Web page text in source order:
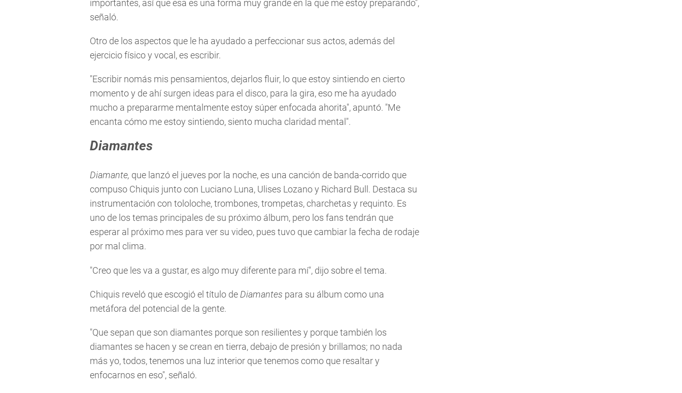
importantes, así que esa es una forma muy grande en la que me estoy preparando",
señaló.
Otro de los aspectos que le ha ayudado a perfeccionar sus actos, además del
ejercicio físico y vocal, es escribir.
"Escribir nomás mis pensamientos, dejarlos fluir, lo que estoy sintiendo en cierto
momento y de ahí surgen ideas para el disco, para la gira, eso me ha ayudado
mucho a prepararme mentalmente estoy súper enfocada ahorita", apuntó. "Me
encanta cómo me estoy sintiendo, siento mucha claridad mental".
Diamantes
Diamante, que lanzó el jueves por la noche, es una canción de banda-corrido que
compuso Chiquis junto con Luciano Luna, Ulises Lozano y Richard Bull. Destaca su
instrumentación con tololoche, trombones, trompetas, charchetas y requinto. Es
uno de los temas principales de su próximo álbum, pero los fans tendrán que
esperar al próximo mes para ver su video, pues tuvo que cambiar la fecha de rodaje
por mal clima.
"Creo que les va a gustar, es algo muy diferente para mí", dijo sobre el tema.
Chiquis reveló que escogió el título de Diamantes para su álbum como una
metáfora del potencial de la gente.
"Que sepan que son diamantes porque son resilientes y porque también los
diamantes se hacen y se crean en tierra, debajo de presión y brillamos; no nada
más yo, todos, tenemos una luz interior que tenemos como que resaltar y
enfocarnos en eso", señaló.